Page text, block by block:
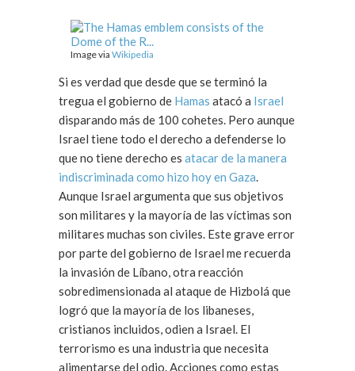
Image via Wikipedia
Si es verdad que desde que se terminó la
tregua el gobierno de Hamas atacó a Israel
disparando más de 100 cohetes. Pero aunque
Israel tiene todo el derecho a defenderse lo
que no tiene derecho es atacar de la manera
indiscriminada como hizo hoy en Gaza.
Aunque Israel argumenta que sus objetivos
son militares y la mayoría de las víctimas son
militares muchas son civiles. Este grave error
por parte del gobierno de Israel me recuerda
la invasión de Líbano, otra reacción
sobredimensionada al ataque de Hizbolá que
logró que la mayoría de los libaneses,
cristianos incluidos, odien a Israel. El
terrorismo es una industria que necesita
alimentarse del odio. Acciones como estas